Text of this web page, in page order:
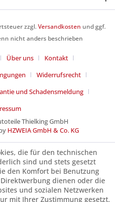
zzgl.Versandkosten und ggf.
nicht anders beschrieben
Über uns
Kontakt
Widerrufsrecht
und Schadensmeldung
Thielking GmbH
HZWEIA GmbH & Co. KG
die für den technischen
sind und stets gesetzt
den Komfort bei Benutzung
dienen oder die
und sozialen Netzwerken
mit Ihrer Zustimmung gesetzt.